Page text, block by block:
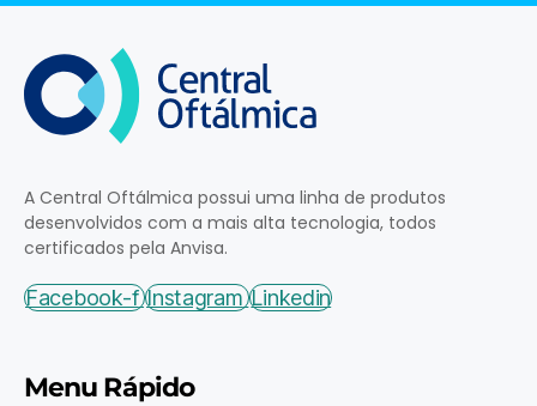
A Central Oftálmica possui uma linha de produtos
desenvolvidos com a mais alta tecnologia, todos
certificados pela Anvisa.
Facebook-f Instagram Linkedin
Menu Rápido